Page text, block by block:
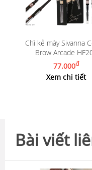
Chì kẻ mày Sivanna
Brow Arcade
77.000đ
Xem chi tiết
Bài viết